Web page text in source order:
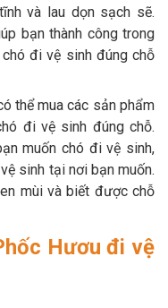
và lau dọn sạch sẽ.
bạn thành công trong
đi vệ sinh đúng chỗ
thể mua các sản phẩm
đi vệ sinh đúng chỗ.
muốn chó đi vệ sinh,
sinh tại nơi bạn muốn.
mùi và biết được chỗ
Hươu đi vệ